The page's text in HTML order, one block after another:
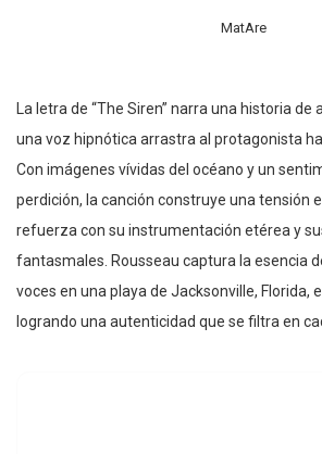
MatAre
La letra de “The Siren” narra una historia
una voz hipnótica arrastra al protagonista
Con imágenes vívidas del océano y un
perdición, la canción construye una tensión
refuerza con su instrumentación etérea y
fantasmales. Rousseau captura la esencia
voces en una playa de Jacksonville, Florida,
logrando una autenticidad que se filtra en